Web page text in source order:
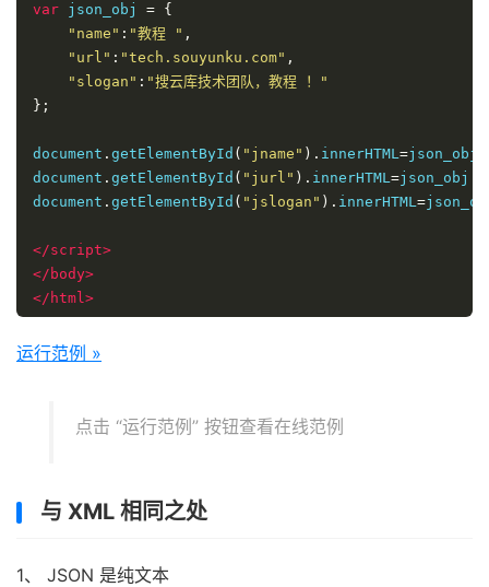
var json_obj = {
"name" : "教程 " ,
"url" : "tech.souyunku.com" ,
"slogan" : "搜云库技术团队，教程 ！"
};
document . getElementById ( "jname" ). innerHTML=json_obj
document . getElementById ( "jurl" ). innerHTML=json_obj
document . getElementById ( "jslogan" ). innerHTML=
</script>
</body>
</html>
运行范例 »
点击 “运行范例” 按钮查看在线范例
与 XML 相同之处
1、 JSON 是纯文本